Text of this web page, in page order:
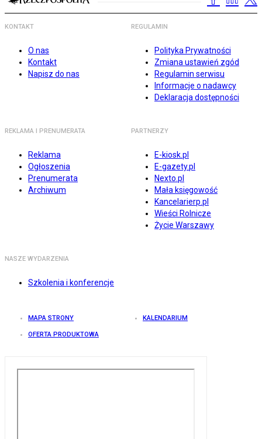
KONTAKT
O nas
Kontakt
Napisz do nas
REGULAMIN
Polityka Prywatności
Zmiana ustawień zgód
Regulamin serwisu
Informacje o nadawcy
Deklaracja dostępności
REKLAMA I PRENUMERATA
Reklama
Ogłoszenia
Prenumerata
Archiwum
PARTNERZY
E-kiosk.pl
E-gazety.pl
Nexto.pl
Mała księgowość
Kancelarierp.pl
Wieści Rolnicze
Życie Warszawy
NASZE WYDARZENIA
Szkolenia i konferencje
MAPA STRONY KALENDARIUM
OFERTA PRODUKTOWA